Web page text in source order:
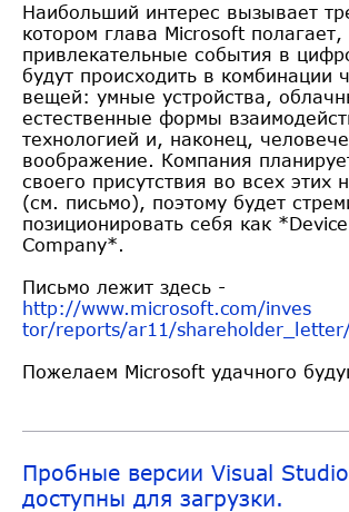
Наибольший интерес вызывает
котором глава Microsoft
привлекательные события в
будут происходить в комбинации
вещей: умные устройства,
естественные формы
технологией и, наконец,
воображение. Компания
своего присутствия во всех этих
(см. письмо), поэтому будет
позиционировать себя как
Company*.
Письмо лежит здесь -
http://www.microsoft.com/inves
tor/reports/ar11/shareholder_l
Пожелаем Microsoft удачного
Пробные версии Visual
доступны для загрузки.